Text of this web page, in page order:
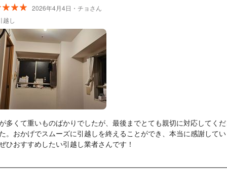
2026年4月4日・チョさん
越し
多くて重いものばかりでしたが、最後までとても親切に対応してく
。おかげでスムーズに引越しを終えることができ、本当に感謝して
ひおすすめしたい引越し業者さんです！